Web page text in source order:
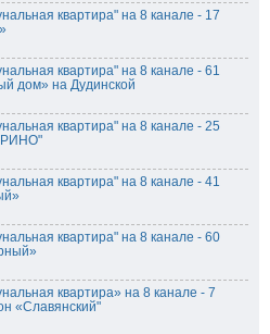
квартира" на 8 канале - 17
квартира" на 8 канале - 61
дом» на Дудинской
квартира" на 8 канале - 25
квартира" на 8 канале - 41
квартира" на 8 канале - 60
квартира» на 8 канале - 7
«Славянский"